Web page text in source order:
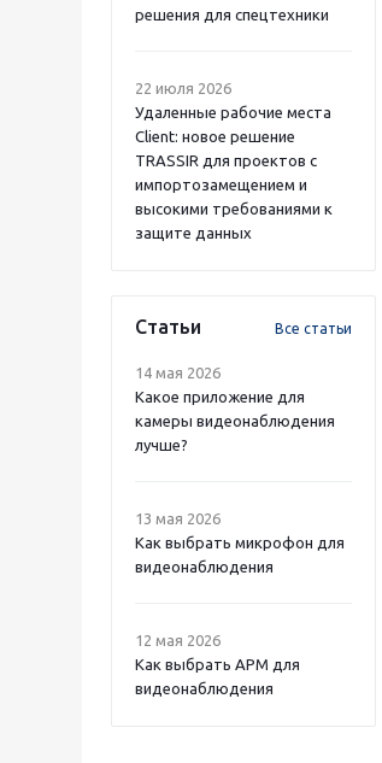
решения для спецтехники
22 июля 2026
Удаленные рабочие места
Client: новое решение
TRASSIR для проектов с
импортозамещением и
высокими требованиями к
защите данных
Статьи Все статьи
14 мая 2026
Какое приложение для
камеры видеонаблюдения
лучше?
13 мая 2026
Как выбрать микрофон для
видеонаблюдения
12 мая 2026
Как выбрать APM для
видеонаблюдения